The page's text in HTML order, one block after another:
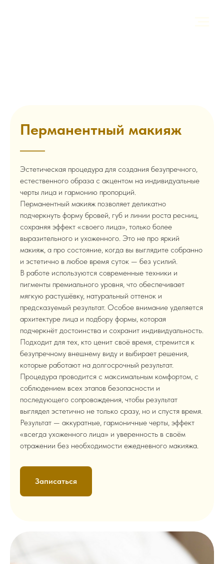
Перманентный макияж
Эстетическая процедура для создания безупречного,
естественного образа с акцентом на индивидуальные
черты лица и гармонию пропорций.
Перманентный макияж позволяет деликатно
подчеркнуть форму бровей, губ и линии роста ресниц,
сохраняя эффект «своего лица», только более
выразительного и ухоженного. Это не про яркий
макияж, а про состояние, когда вы выглядите собранно
и эстетично в любое время суток — без усилий.
В работе используются современные техники и
пигменты премиального уровня, что обеспечивает
мягкую растушёвку, натуральный оттенок и
предсказуемый результат. Особое внимание уделяется
архитектуре лица и подбору формы, которая
подчеркнёт достоинства и сохранит индивидуальность.
Подходит для тех, кто ценит своё время, стремится к
безупречному внешнему виду и выбирает решения,
которые работают на долгосрочный результат.
Процедура проводится с максимальным комфортом, с
соблюдением всех этапов безопасности и
последующего сопровождения, чтобы результат
выглядел эстетично не только сразу, но и спустя время.
Результат — аккуратные, гармоничные черты, эффект
«всегда ухоженного лица» и уверенность в своём
отражении без необходимости ежедневного макияжа.
Записаться